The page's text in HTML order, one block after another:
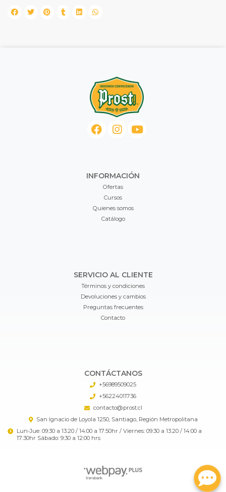
INFORMACIÓN
Ofertas
Cursos
Quienes somos
Catálogo
SERVICIO AL CLIENTE
Términos y condiciones
Devoluciones y cambios
Preguntas frecuentes
Contacto
CONTÁCTANOS
+56989509025
+56224011736
contacto@prost.cl
San Ignacio de Loyola 1250, Santiago, Región Metropolitana
Lun-Jue: 09:30 a 13:20 / 14:00 a 17:50hr / Viernes: 09:30 a 13:20 / 14:00 a
17:30hr Sábado: 9:30 a 12:00 hrs